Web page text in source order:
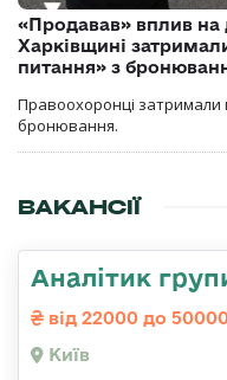
«Продавав» вплив
Харківщині
питання» з
Правоохоронці затримали
бронювання.
ВАКАНСІЇ
Аналітик
від 22000 до
Київ